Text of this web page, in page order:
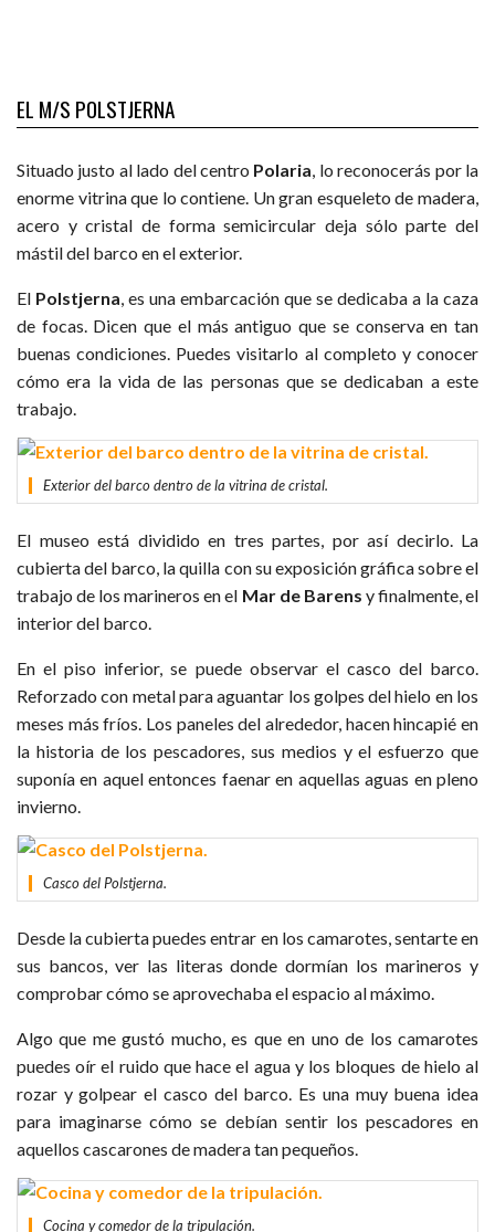
EL M/S POLSTJERNA
Situado justo al lado del centro Polaria, lo reconocerás por la
enorme vitrina que lo contiene. Un gran esqueleto de madera,
acero y cristal de forma semicircular deja sólo parte del
mástil del barco en el exterior.
El Polstjerna, es una embarcación que se dedicaba a la caza
de focas. Dicen que el más antiguo que se conserva en tan
buenas condiciones. Puedes visitarlo al completo y conocer
cómo era la vida de las personas que se dedicaban a este
trabajo.
Exterior del barco dentro de la vitrina de cristal.
El museo está dividido en tres partes, por así decirlo. La
cubierta del barco, la quilla con su exposición gráfica sobre el
trabajo de los marineros en el Mar de Barens y finalmente, el
interior del barco.
En el piso inferior, se puede observar el casco del barco.
Reforzado con metal para aguantar los golpes del hielo en los
meses más fríos. Los paneles del alrededor, hacen hincapié en
la historia de los pescadores, sus medios y el esfuerzo que
suponía en aquel entonces faenar en aquellas aguas en pleno
invierno.
Casco del Polstjerna.
Desde la cubierta puedes entrar en los camarotes, sentarte en
sus bancos, ver las literas donde dormían los marineros y
comprobar cómo se aprovechaba el espacio al máximo.
Algo que me gustó mucho, es que en uno de los camarotes
puedes oír el ruido que hace el agua y los bloques de hielo al
rozar y golpear el casco del barco. Es una muy buena idea
para imaginarse cómo se debían sentir los pescadores en
aquellos cascarones de madera tan pequeños.
Cocina y comedor de la tripulación.